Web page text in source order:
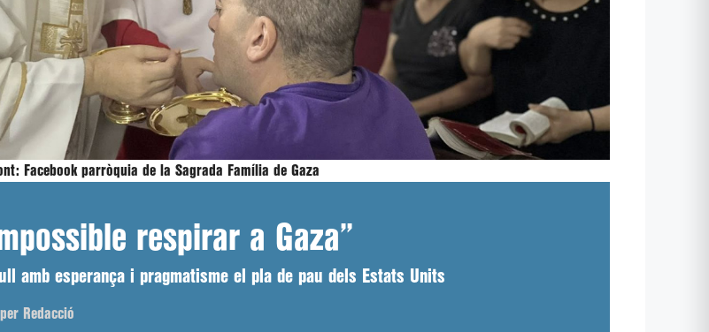
Facebook parròquia de la Sagrada Família de Gaza
respirar a Gaza”
amb esperança i pragmatisme el pla de pau dels Estats Units
per Redacció